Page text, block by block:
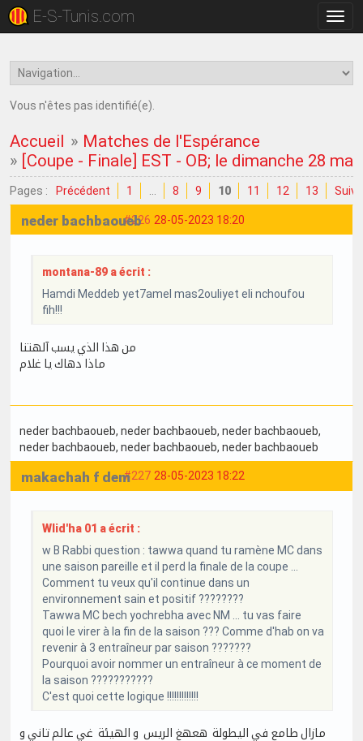
la
E-S-Tunis.com
Vous n'êtes pas identifié(e).
Accueil » Matches de l'Espérance
» [Coupe - Finale] EST - OB; le dimanche 28 mai
Pages : Précédent 1 8 9 10 11 12 13
#226 28-05-2023 18:20
neder bachbaoueb
montana-89 a écrit :
Hamdi Meddeb yet7amel mas2ouliyet eli nchoufou
fih!!!
من هذا الذي يسب آلهتنا
ماذا دهاك يا غلام
neder bachbaoueb, neder bachbaoueb, neder bachbaoueb,
neder bachbaoueb, neder bachbaoueb, neder bachbaoueb
#227 28-05-2023 18:22
makachah f dem
Wlid'ha 01 a écrit :
w B Rabbi question : tawwa quand tu ramène MC dans
une saison pareille et il perd la finale de la coupe ...
Comment tu veux qu'il continue dans un
environnement sain et positif ????????
Tawwa MC bech yochrebha avec NM ... tu vas faire
quoi le virer à la fin de la saison ??? Comme d'hab on va
revenir à 3 entraîneur par saison ???????
Pourquoi avoir nommer un entraîneur à ce moment de
la saison ???????????
C'est quoi cette logique !!!!!!!!!!!!!
مازال طامع في اليطولة هعهغ الريس و الهيئة غي عالم تاني و